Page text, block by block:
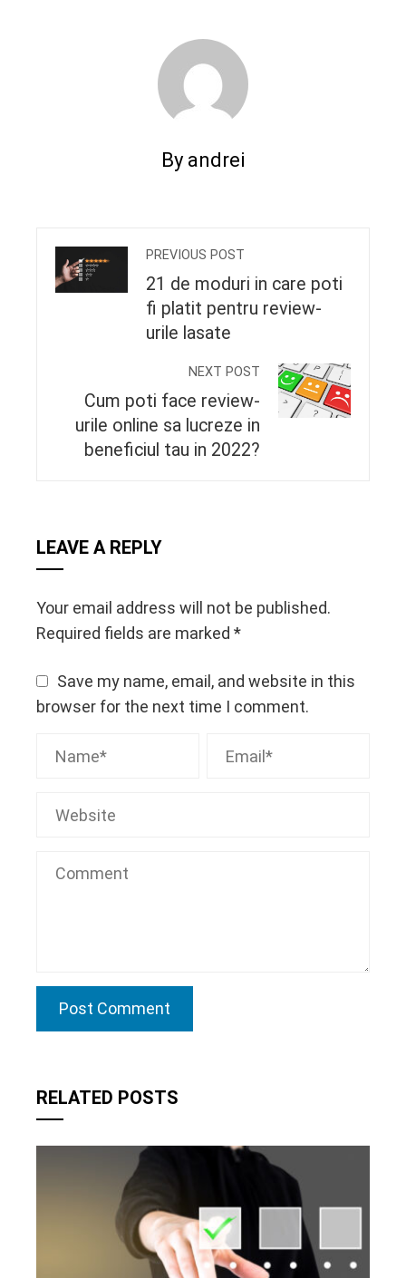
By andrei
PREVIOUS POST
21 de moduri in care poti
fi platit pentru review-
urile lasate
NEXT POST
Cum poti face review-
urile online sa lucreze in
beneficiul tau in 2022?
LEAVE A REPLY
Your email address will not be published.
Required fields are marked *
Save my name, email, and website in this
browser for the next time I comment.
RELATED POSTS